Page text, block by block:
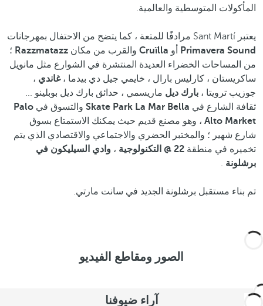
المأكولات المتوسطية والعالمية.
يعتبر Sant Martí مرادفًا للمتعة ، كما يتضح من الاحتفال بمهرجانات
Primavera Sound
أو Cruïlla والقرب من مكان Razzmatazz ؛
من المساحات الخضراء العديدة المنتشرة في الشوارع مثل مانويل
ساكريستان ، كارليس بارال ، خايمي جيل دي بيدما ،غاندي ،
جوزيب ترويتا ، بارك ديل ماريسمي ، حدائق بارك ديل بوبلينو ...
ثقافة الشارع في Skate Park La Mar Bella والتسوق في Palo
Alto Market ، وهو مصنع قديم حيث يمكنك الاستمتاع بسوق
شارع شهير ؛ والمختبر الحضري والاجتماعي والاقتصادي الذي يتم
تخميره في منطقة 22 @ التكنولوجية ، وادي السيليكون في
برشلونة .
تم بناء مستقبل برشلونة الجديد في سانت مارتي.
الصور ومقاطع الفيديو
آراء ضيوفنا